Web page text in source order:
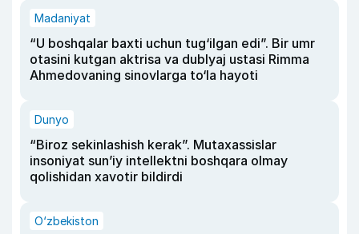
Madaniyat
“U boshqalar baxti uchun tug‘ilgan edi”. Bir umr
otasini kutgan aktrisa va dublyaj ustasi Rimma
Ahmedovaning sinovlarga to‘la hayoti
Dunyo
“Biroz sekinlashish kerak”. Mutaxassislar
insoniyat sun’iy intellektni boshqara olmay
qolishidan xavotir bildirdi
O‘zbekiston